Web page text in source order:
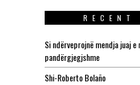
RECENT
Si ndërveprojnë mendja juaj
pandërgjegjshme
Shi-Roberto Bolaño